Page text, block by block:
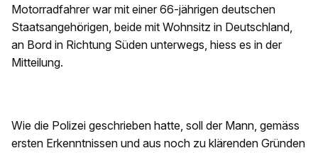
Motorradfahrer war mit einer 66-jährigen deutschen
Staatsangehörigen, beide mit Wohnsitz in Deutschland,
an Bord in Richtung Süden unterwegs, hiess es in der
Mitteilung.
Wie die Polizei geschrieben hatte, soll der Mann, gemäss
ersten Erkenntnissen und aus noch zu klärenden Gründen